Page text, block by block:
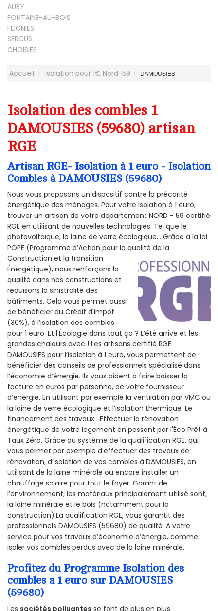
AUBY
FONTAINE-AU-BOIS
FEIGNIES
SERCUS
CHOISIES
Accueil Isolation pour 1€ Nord-59 DAMOUSIES
Isolation des combles 1
DAMOUSIES (59680) artisan
RGE
Artisan RGE- Isolation à 1 euro - Isolation
Combles à DAMOUSIES (59680)
Nous vous proposons un dispositif contre la précarité
énergétique des ménages. Pour votre isolation à 1 euro,
trouver un artisan de votre departement NORD - 59 certifié
RGE en utilisant de nouvelles technologies. Tel que le
photovoltaïque, la laine de verre écologique... Grâce a la loi
POPE (Programme d’Action pour la qualité de la
Construction et la transition
Énergétique), nous renforçons la
qualité dans nos constructions et
réduisons la sinistralité des
bâtiments. Cela vous permet aussi
de bénéficier du Crédit d'impôt
(30%), à l’isolation des combles
pour 1 euro. Et l'Écologie dans tout ça ? L’été arrive et les
grandes chaleurs avec ! Les artisans certifié RGE
DAMOUSIES pour l’isolation à 1 euro, vous permettent de
bénéficier des conseils de professionnels spécialisé dans
l’économie d’énergie. Ils vous aident à faire baisser la
facture en euros par personne, de votre fournisseur
d’énergie. En utilisant par exemple la ventilation par VMC ou
la laine de verre écologique et l’isolation thermique. Le
financement des travaux : Effectuer la rénovation
énergétique de votre logement en passant par l'Éco Prêt à
Taux Zéro. Grâce au système de la qualification RGE, qui
vous permet par exemple d’effectuer des travaux de
rénovation, d’isolation de vos combles à DAMOUSIES, en
utilisant de la laine minérale ou encore installer un
chauffage solaire pour tout le foyer. Garant de
l’environnement, les matériaux principalement utilisé sont,
la laine minérale et le bois (notamment pour la
construction).La qualification RGE, vous garantit des
professionnels DAMOUSIES (59680) de qualité. A votre
service pour vos travaux d’économie d’énergie, comme
isoler vos combles perdus avec de la laine minérale.
Profitez du Programme Isolation des
combles a 1 euro sur DAMOUSIES
(59680)
Les sociétés polluantes se font de plus en plus